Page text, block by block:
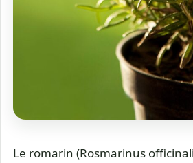
Le romarin (Rosmarinus